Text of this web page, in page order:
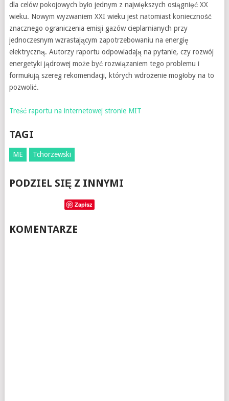
dla celów pokojowych było jednym z największych osiągnięć XX
wieku. Nowym wyzwaniem XXI wieku jest natomiast konieczność
znacznego ograniczenia emisji gazów cieplarnianych przy
jednoczesnym wzrastającym zapotrzebowaniu na energię
elektryczną. Autorzy raportu odpowiadają na pytanie, czy rozwój
energetyki jądrowej może być rozwiązaniem tego problemu i
formułują szereg rekomendacji, których wdrożenie mogłoby na to
pozwolić.
Treść raportu na internetowej stronie MIT
TAGI
ME Tchorzewski
PODZIEL SIĘ Z INNYMI
Zapisz
KOMENTARZE